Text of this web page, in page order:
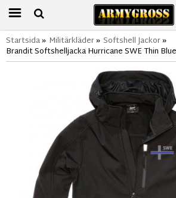
Startsida» Militärkläder» Softshell Jackor»
Brandit Softshelljacka Hurricane SWE Thin